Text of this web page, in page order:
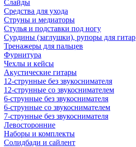
Слайды
Средства для ухода
Струны и медиаторы
Стулья и подставки под ногу
Сурдины (заглушки), рупоры для гитар
Тренажеры для пальцев
Фурнитура
Чехлы и кейсы
Акустические гитары
12-струнные без звукоснимателя
12-струнные со звукоснимателем
6-струнные без звукоснимателя
6-струнные со звукоснимателем
7-струнные без звукоснимателя
Левосторонние
Наборы и комплекты
Солидбади и сайлент